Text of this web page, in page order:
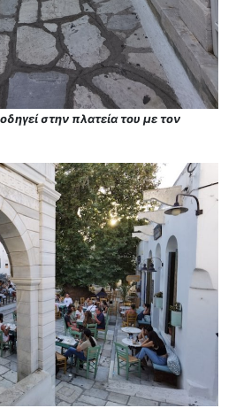
στην πλατεία του με τον